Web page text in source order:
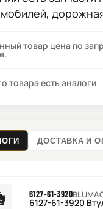
товар цена по
товара есть аналоги
ДОСТАВКА И
6127-61-3920
6127-61-3920